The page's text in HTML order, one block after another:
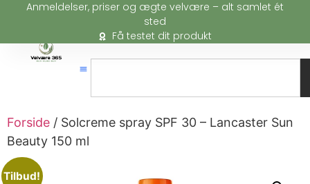
Anmeldelser, priser og ægte velvære – alt samlet ét
sted
Få testet dit produkt
Forside / Solcreme spray SPF 30 – Lancaster Sun
Beauty 150 ml
Tilbud!